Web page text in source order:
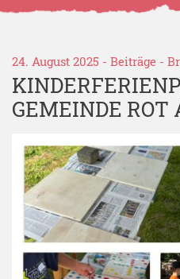
24. August 2025 - Beiträge -
GEMEINDE ROT